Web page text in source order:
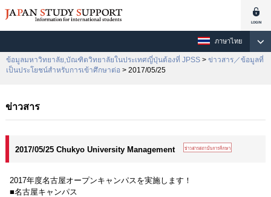
ภาษาไทย
ข้อมูลมหาวิทยาลัย,บัณฑิตวิทยาลัยในประเทศญี่ปุ่นต้องที่ JPSS > ข่าวสาร／ข้อมูลที่
เป็นประโยชน์สำหรับการเข้าศึกษาต่อ > 2017/05/25
ข่าวสาร
2017/05/25 Chukyo University Management
2017年度名古屋オープンキャンパスを実施します！
■名古屋キャンパス